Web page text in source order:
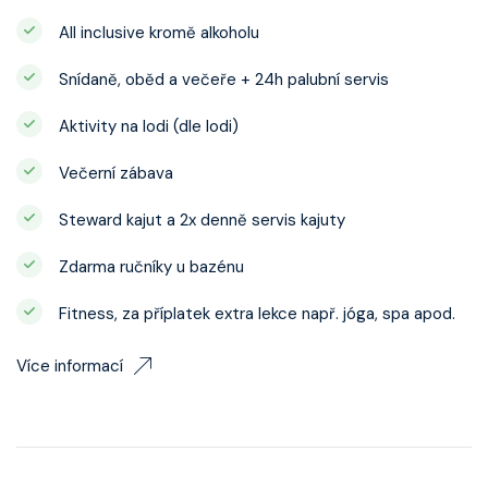
All inclusive kromě alkoholu
Snídaně, oběd a večeře + 24h palubní servis
Aktivity na lodi (dle lodi)
Večerní zábava
Steward kajut a 2x denně servis kajuty
Zdarma ručníky u bazénu
Fitness, za příplatek extra lekce např. jóga, spa apod.
Více informací